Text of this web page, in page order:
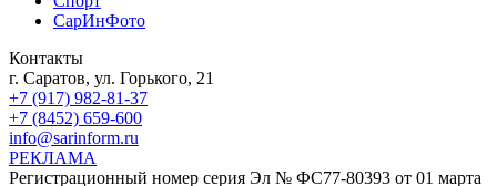
СарИнФото
Контакты
г. Саратов, ул. Горького, 21
+7 (917) 982-81-37
+7 (8452) 659-600
info@sarinform.ru
РЕКЛАМА
Регистрационный номер серия Эл № ФС77-80393 от 01 марта